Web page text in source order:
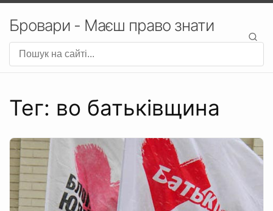
Бровари - Маєш право знати
Тег: во батьківщина